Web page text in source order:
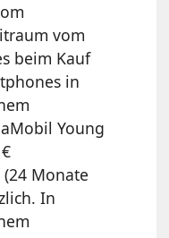
vom
beim Kauf
in
Young
Monate
In